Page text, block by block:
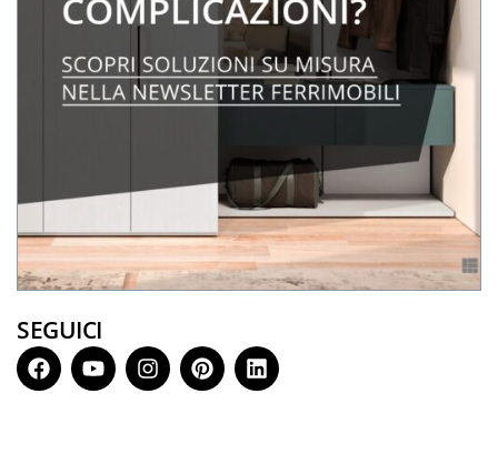
SEGUICI